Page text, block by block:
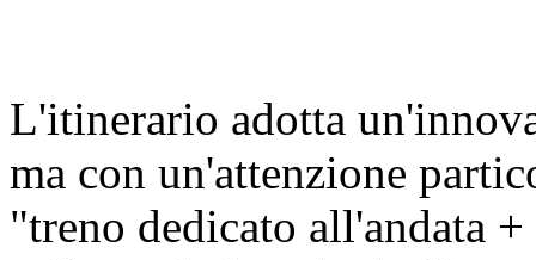
L'itinerario adotta
ma con un'attenzione
"treno dedicato all'andata